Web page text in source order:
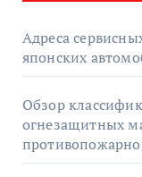
Адреса
японских
Обзор
огнезащитных